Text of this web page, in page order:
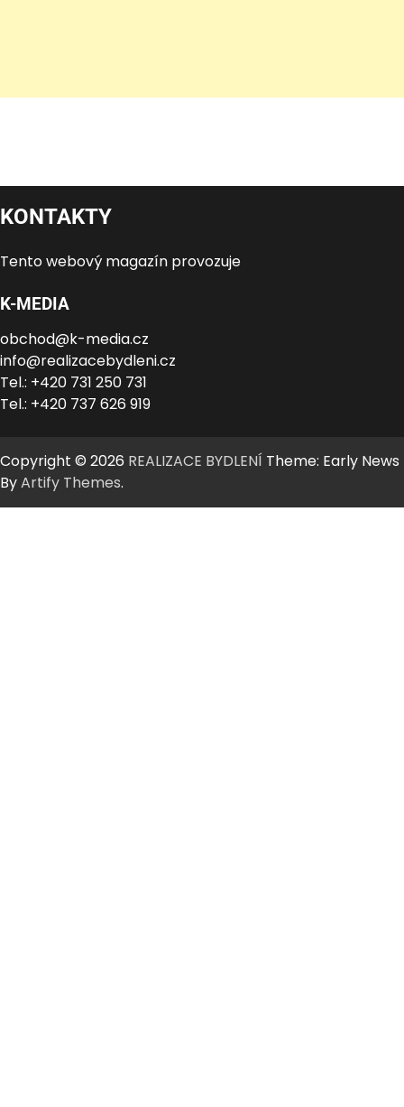
KONTAKTY
Tento webový magazín provozuje
K-MEDIA
obchod@k-media.cz
info@realizacebydleni.cz
Tel.: +420 731 250 731
Tel.: +420 737 626 919
Copyright © 2026 REALIZACE BYDLENÍ Theme: Early News
ByArtify Themes.